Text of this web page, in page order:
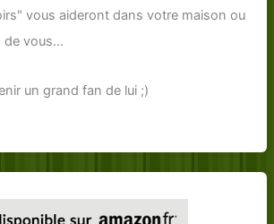
vous aideront dans votre maison ou
vous...
un grand fan de lui ;)